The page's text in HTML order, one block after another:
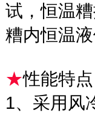
试，恒温
糟内恒温
★性能特
1、采用风